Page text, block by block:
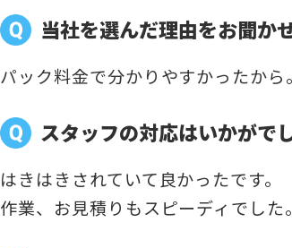
当社を選んだ理由をお聞か
パック料金で分かりやすかったから。
スタッフの対応はいかがで
はきはきされていて良かったです。
作業、お見積りもスピーディでした。